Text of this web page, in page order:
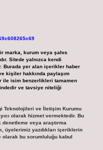
marka, kurum veya şahıs
Sitede yalnızca kendi
Burada yer alan içerikler haber
kişiler hakkında paylaşım
ile isim benzerlikleri tamamen
ve tavsiye niteliği
Teknolojileri ve İletişim Kurumu
olarak hizmet vermektedir. Bu
veya araştırma
üyelerimiz yazdıkları içeriklerin
olarak bu sorumluluğu kabul